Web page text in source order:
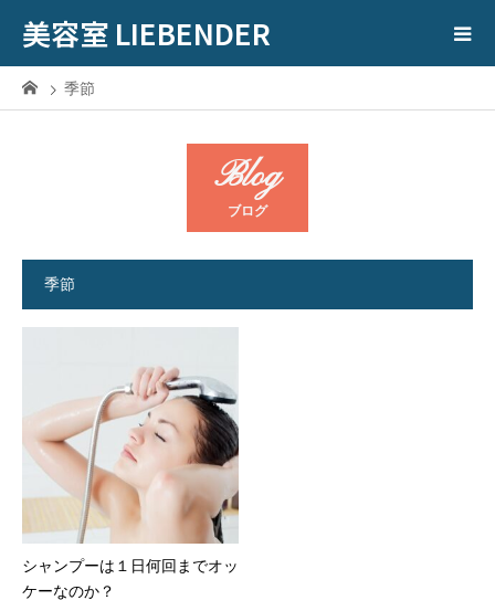
美容室 LIEBENDER
季節
Blog
ブログ
季節
シャンプーは１日何回までオッ
ケーなのか？